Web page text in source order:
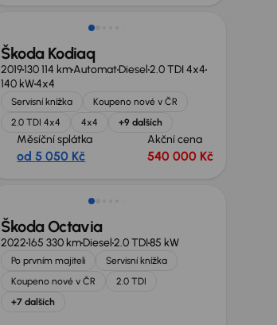
Škoda Kodiaq
2019130 114 kmAutomatDiesel2.0 TDI 4x4
140 kW4x4
Servisní knížka
Koupeno nové v ČR
2.0 TDI 4x4
4x4 +9 dalších
Měsíční splátka
od 5 050 Kč
Akční cena
540 000 Kč
Možnost odpočtu DPH
Škoda Octavia
2022165 330 kmDiesel2.0 TDI85 kW
Po prvním majiteli
Servisní knížka
Koupeno nové v ČR
2.0 TDI
+7 dalších